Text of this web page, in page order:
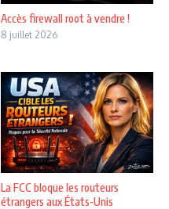
Accès firewall root à vendre !
8 juillet 2026
La FCC bloque les routeurs
étrangers aux États-Unis